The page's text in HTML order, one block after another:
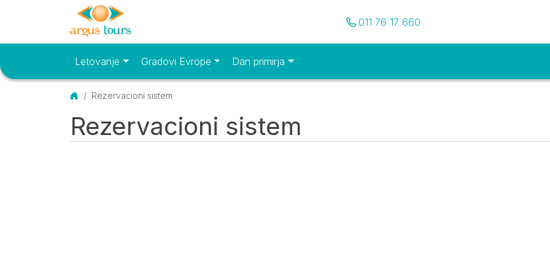
Pozovite nas
011 76 17 660
Osnovni meniLetovanje Gradovi Evrope Dan primirja
Početna
Rezervacioni sistem
Rezervacioni sistem